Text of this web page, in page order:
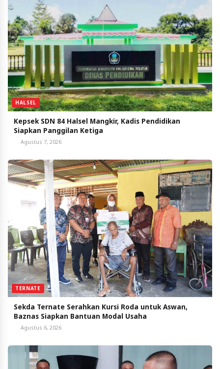
HALSEL
Kepsek SDN 84 Halsel Mangkir, Kadis Pendidikan
Siapkan Panggilan Ketiga
Agustus 7, 2026
TERNATE
Sekda Ternate Serahkan Kursi Roda untuk Aswan,
Baznas Siapkan Bantuan Modal Usaha
Agustus 6, 2026